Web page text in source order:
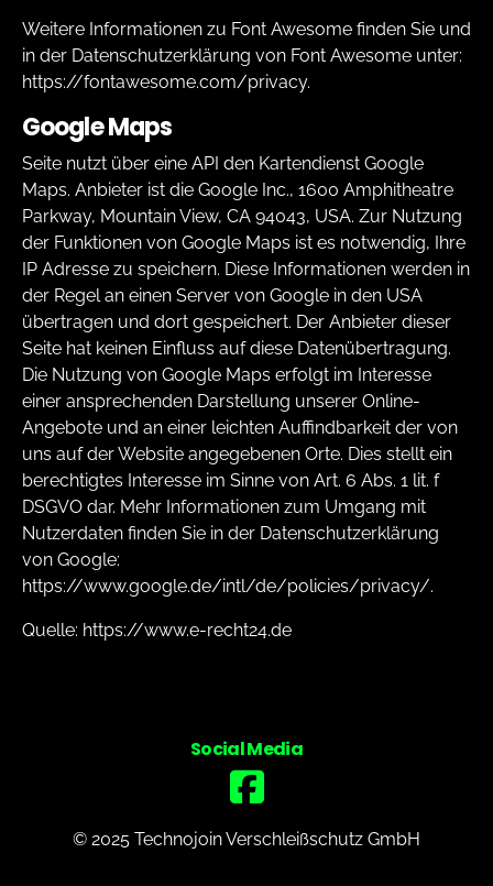
Weitere Informationen zu Font Awesome finden Sie und
in der Datenschutzerklärung von Font Awesome unter:
https://fontawesome.com/privacy.
Google Maps
Seite nutzt über eine API den Kartendienst Google
Maps. Anbieter ist die Google Inc., 1600 Amphitheatre
Parkway, Mountain View, CA 94043, USA. Zur Nutzung
der Funktionen von Google Maps ist es notwendig, Ihre
IP Adresse zu speichern. Diese Informationen werden in
der Regel an einen Server von Google in den USA
übertragen und dort gespeichert. Der Anbieter dieser
Seite hat keinen Einfluss auf diese Datenübertragung.
Die Nutzung von Google Maps erfolgt im Interesse
einer ansprechenden Darstellung unserer Online-
Angebote und an einer leichten Auffindbarkeit der von
uns auf der Website angegebenen Orte. Dies stellt ein
berechtigtes Interesse im Sinne von Art. 6 Abs. 1 lit. f
DSGVO dar. Mehr Informationen zum Umgang mit
Nutzerdaten finden Sie in der Datenschutzerklärung
von Google:
https://www.google.de/intl/de/policies/privacy/.
Quelle: https://www.e-recht24.de
Social Media
© 2025 Technojoin Verschleißschutz GmbH